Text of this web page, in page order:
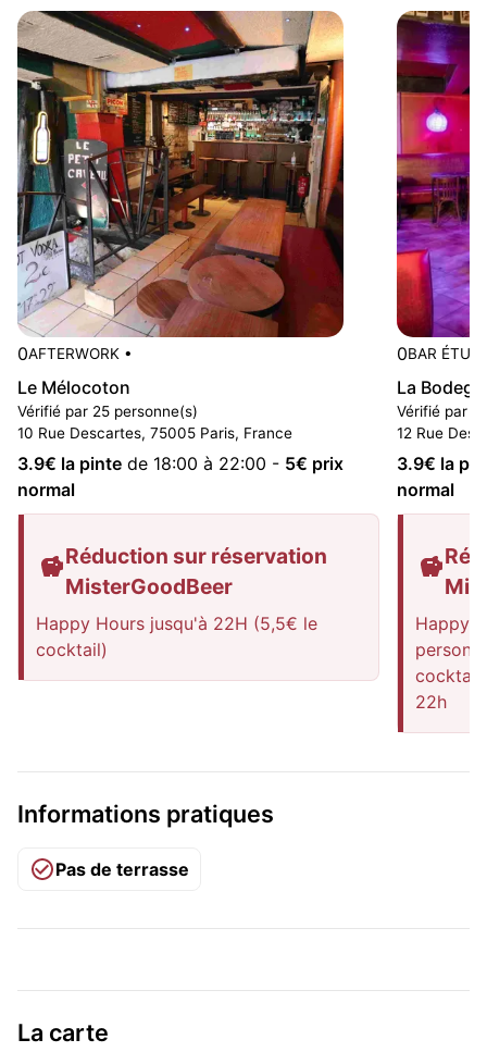
0AFTERWORK •
Le Mélocoton
Vérifié par 25 personne(s)
10 Rue Descartes, 75005 Paris, France
3.9€ la pinte de 18:00 à 22:00 - 5€ prix
normal
Réduction sur réservation
MisterGoodBeer
Happy Hours jusqu'à 22H (5,5€ le
cocktail)
0BAR
La Bodega
Vérifié par
12 Rue
3.9€ la
normal
Happy
22h
Informations pratiques
Pas de terrasse
La carte